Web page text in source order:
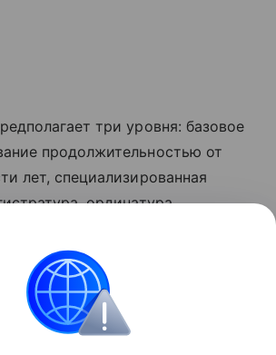
три уровня: базовое
продолжительностью от
лет, специализированная
ординатура,
уровень —